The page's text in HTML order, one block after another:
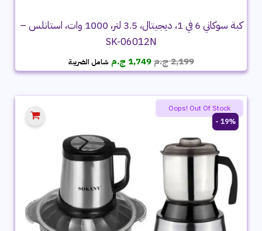
كبة سوكاني 6 في 1، ديجيتال، 3.5 لتر، 1000 وات، استانلس –
SK-06012N
2,199ج.مالسعر
الأصلي
2,199 ج.م.
1,749 ج.م السعر
الحالي
1,749 ج.م.
شامل الضريبة
19% -
Oops! Out Of Stock